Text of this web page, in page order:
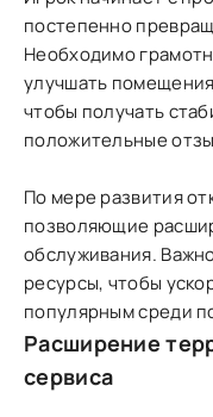
постепенно
Необходимо
улучшать
чтобы получать
положительные
По мере развития
позволяющие
обслуживания.
ресурсы, чтобы
популярным среди
Расширение
сервиса